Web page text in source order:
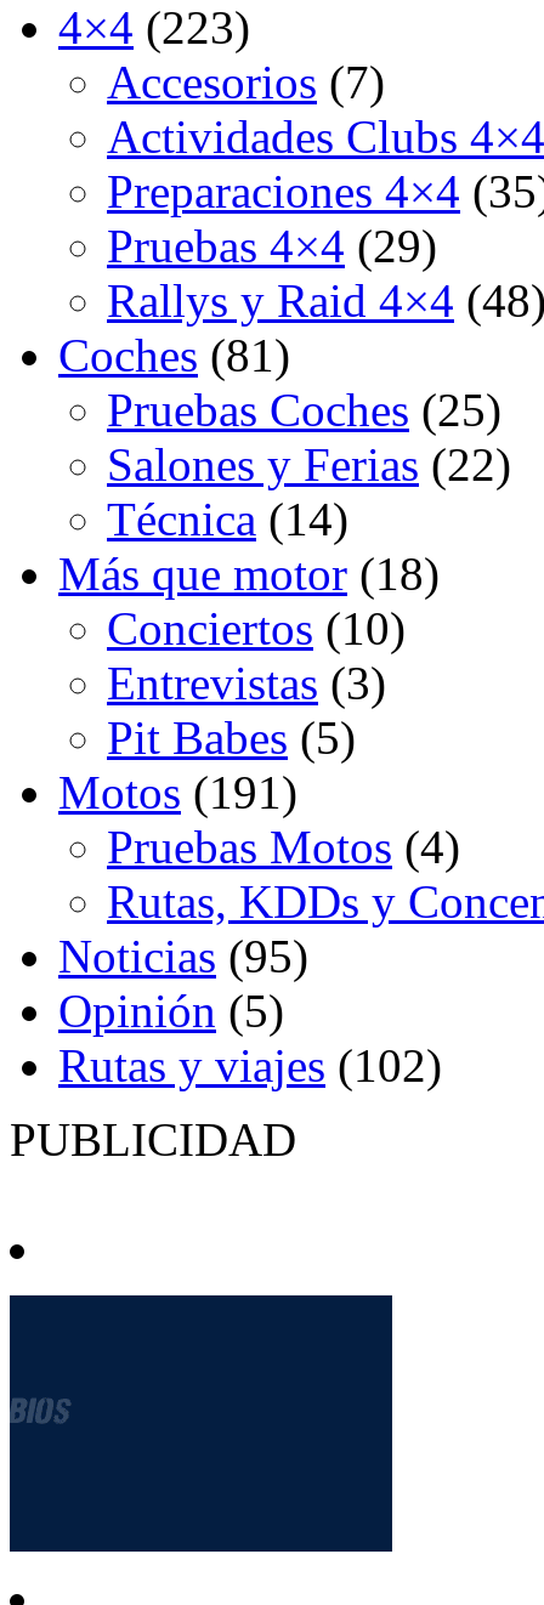
4×4 (223)
Accesorios (7)
Actividades Clubs 4×4
Preparaciones 4×4
Pruebas 4×4 (29)
Rallys y Raid 4×4
Coches (81)
Pruebas Coches (25)
Salones y Ferias (22)
Técnica (14)
Más que motor (18)
Conciertos (10)
Entrevistas (3)
Pit Babes (5)
Motos (191)
Pruebas Motos (4)
Rutas, KDDs y
Noticias (95)
Opinión (5)
Rutas y viajes (102)
PUBLICIDAD